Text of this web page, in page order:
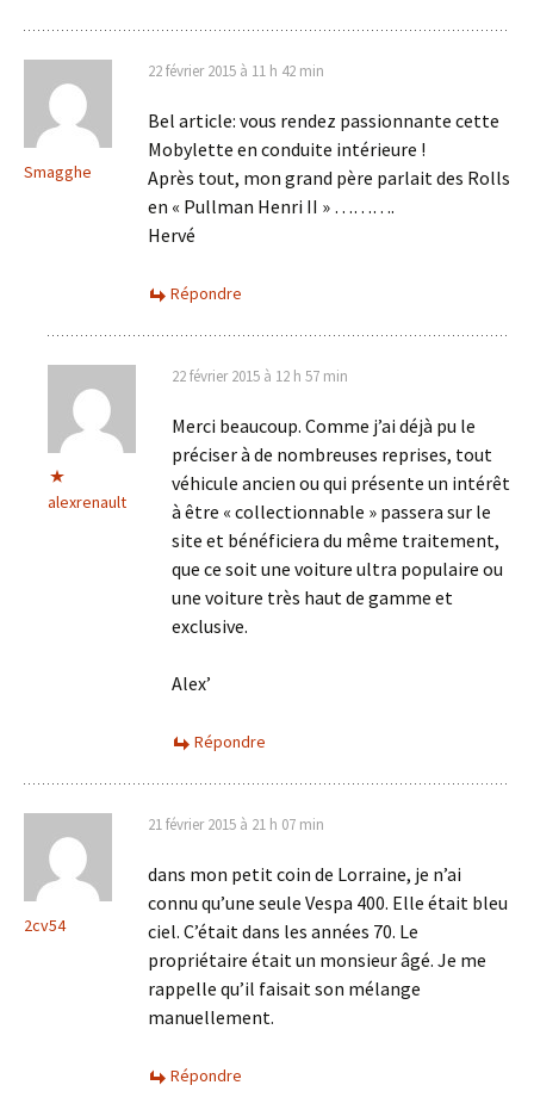
Smagghe
22 février 2015 à 11 h 42 min
Bel article: vous rendez passionnante cette
Mobylette en conduite intérieure !
Après tout, mon grand père parlait des Rolls
en « Pullman Henri II » ……….
Hervé
Répondre
alexrenault
22 février 2015 à 12 h 57 min
Merci beaucoup. Comme j’ai déjà pu le
préciser à de nombreuses reprises, tout
véhicule ancien ou qui présente un intérêt
à être « collectionnable » passera sur le
site et bénéficiera du même traitement,
que ce soit une voiture ultra populaire ou
une voiture très haut de gamme et
exclusive.
Alex’
Répondre
2cv54
21 février 2015 à 21 h 07 min
dans mon petit coin de Lorraine, je n’ai
connu qu’une seule Vespa 400. Elle était bleu
ciel. C’était dans les années 70. Le
propriétaire était un monsieur âgé. Je me
rappelle qu’il faisait son mélange
manuellement.
Répondre